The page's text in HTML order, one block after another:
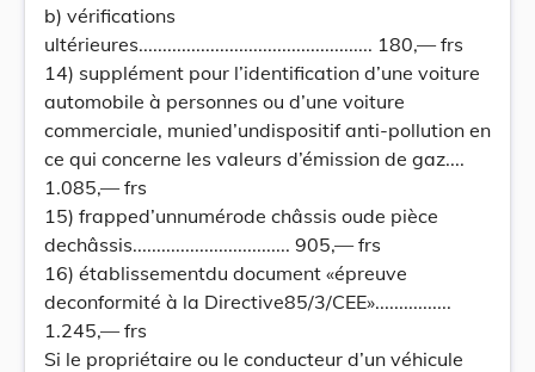
b) vérifications
ultérieures................................................. 180,— frs
14) supplément pour l’identification d’une voiture
automobile à personnes ou d’une voiture
commerciale, munied’undispositif anti-pollution en
ce qui concerne les valeurs d’émission de gaz....
1.085,— frs
15) frapped’unnumérode châssis oude pièce
dechâssis................................. 905,— frs
16) établissementdu document «épreuve
deconformité à la Directive85/3/CEE»................
1.245,— frs
Si le propriétaire ou le conducteur d’un véhicule